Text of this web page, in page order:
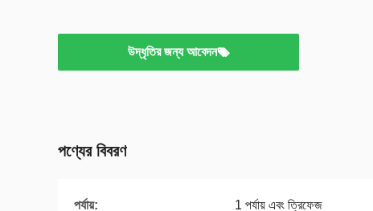
উদ্ধৃতির জন্য আবেদন
পণ্যের বিবরণ
পর্যায়: 1 পর্যায় এবং ত্রিফেজ